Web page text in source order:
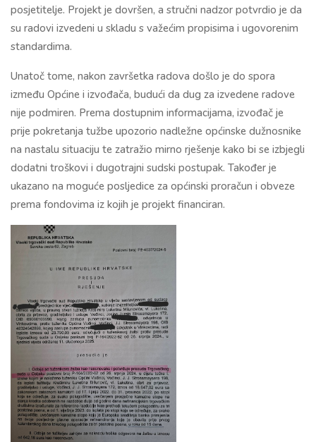
posjetitelje. Projekt je dovršen, a stručni nadzor potvrdio je da
su radovi izvedeni u skladu s važećim propisima i ugovorenim
standardima.
Unatoč tome, nakon završetka radova došlo je do spora
između Općine i izvođača, budući da dug za izvedene radove
nije podmiren. Prema dostupnim informacijama, izvođač je
prije pokretanja tužbe upozorio nadležne općinske dužnosnike
na nastalu situaciju te zatražio mirno rješenje kako bi se izbjegli
dodatni troškovi i dugotrajni sudski postupak. Također je
ukazano na moguće posljedice za općinski proračun i obveze
prema fondovima iz kojih je projekt financiran.